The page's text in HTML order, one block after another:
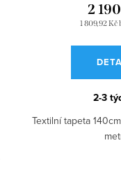
1 809,92 Kč
2
2-3
Textilní tapeta